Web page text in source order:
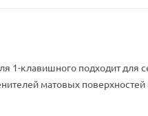
1-клавишного подходит для
матовых